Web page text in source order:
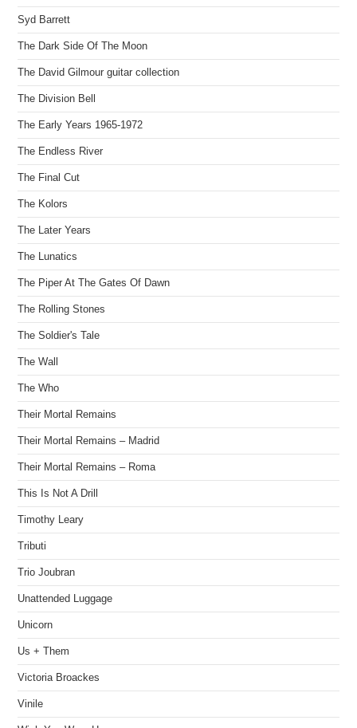
Syd Barrett
The Dark Side Of The Moon
The David Gilmour guitar collection
The Division Bell
The Early Years 1965-1972
The Endless River
The Final Cut
The Kolors
The Later Years
The Lunatics
The Piper At The Gates Of Dawn
The Rolling Stones
The Soldier's Tale
The Wall
The Who
Their Mortal Remains
Their Mortal Remains – Madrid
Their Mortal Remains – Roma
This Is Not A Drill
Timothy Leary
Tributi
Trio Joubran
Unattended Luggage
Unicorn
Us + Them
Victoria Broackes
Vinile